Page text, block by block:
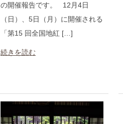
の開催報告です。 12月4日
（日）、5日（月）に開催される
「第15 回全国地紅 […]
続きを読む